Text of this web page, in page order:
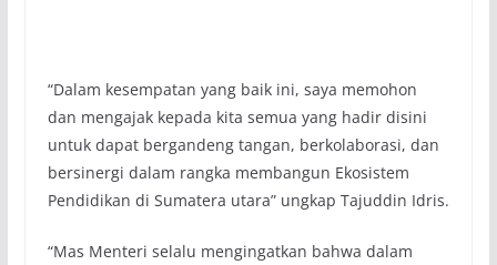
“Dalam kesempatan yang baik ini, saya memohon
dan mengajak kepada kita semua yang hadir disini
untuk dapat bergandeng tangan, berkolaborasi, dan
bersinergi dalam rangka membangun Ekosistem
Pendidikan di Sumatera utara” ungkap Tajuddin Idris.
“Mas Menteri selalu mengingatkan bahwa dalam